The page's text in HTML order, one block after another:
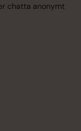
chatta anonymt